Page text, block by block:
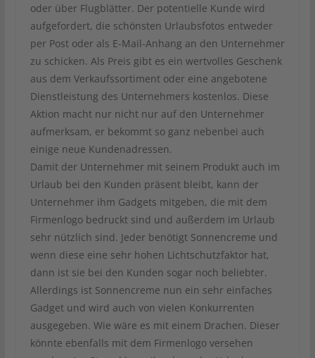
oder über Flugblätter. Der potentielle Kunde wird
aufgefordert, die schönsten Urlaubsfotos entweder
per Post oder als E-Mail-Anhang an den Unternehmer
zu schicken. Als Preis gibt es ein wertvolles Geschenk
aus dem Verkaufssortiment oder eine angebotene
Dienstleistung des Unternehmers kostenlos. Diese
Aktion macht nur nicht nur auf den Unternehmer
aufmerksam, er bekommt so ganz nebenbei auch
einige neue Kundenadressen.
Damit der Unternehmer mit seinem Produkt auch im
Urlaub bei den Kunden präsent bleibt, kann der
Unternehmer ihm Gadgets mitgeben, die mit dem
Firmenlogo bedruckt sind und außerdem im Urlaub
sehr nützlich sind. Jeder benötigt Sonnencreme und
wenn diese eine sehr hohen Lichtschutzfaktor hat,
dann ist sie bei den Kunden sogar noch beliebter.
Allerdings ist Sonnencreme nun ein sehr einfaches
Gadget und wird auch von vielen Konkurrenten
ausgegeben. Wie wäre es mit einem Drachen. Dieser
könnte ebenfalls mit dem Firmenlogo versehen